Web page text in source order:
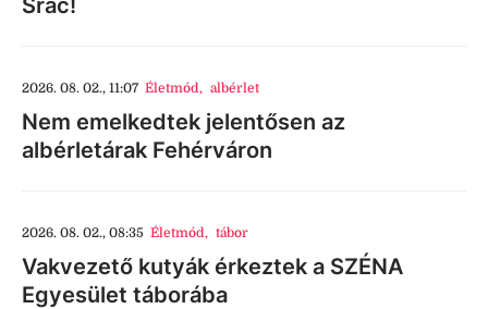
Srác!
2026. 08. 02., 11:07 Életmód, albérlet
Nem emelkedtek jelentősen az
albérletárak Fehérváron
2026. 08. 02., 08:35 Életmód, tábor
Vakvezető kutyák érkeztek a SZÉNA
Egyesület táborába